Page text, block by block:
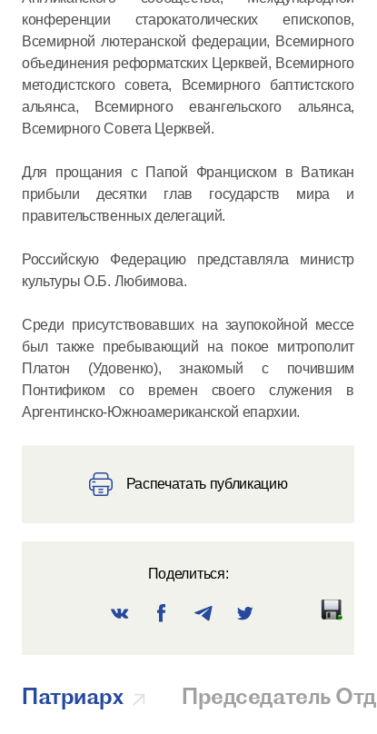
конференции старокатолических епископов,
Всемирной лютеранской федерации, Всемирного
объединения реформатских Церквей, Всемирного
методистского совета, Всемирного баптистского
альянса, Всемирного евангельского альянса,
Всемирного Совета Церквей.
Для прощания с Папой Франциском в Ватикан
прибыли десятки глав государств мира и
правительственных делегаций.
Российскую Федерацию представляла министр
культуры О.Б. Любимова.
Среди присутствовавших на заупокойной мессе
был также пребывающий на покое митрополит
Платон (Удовенко), знакомый с почившим
Понтификом со времен своего служения в
Аргентинско-Южноамериканской епархии.
Распечатать публикацию
Поделиться:
Патриарх Председатель